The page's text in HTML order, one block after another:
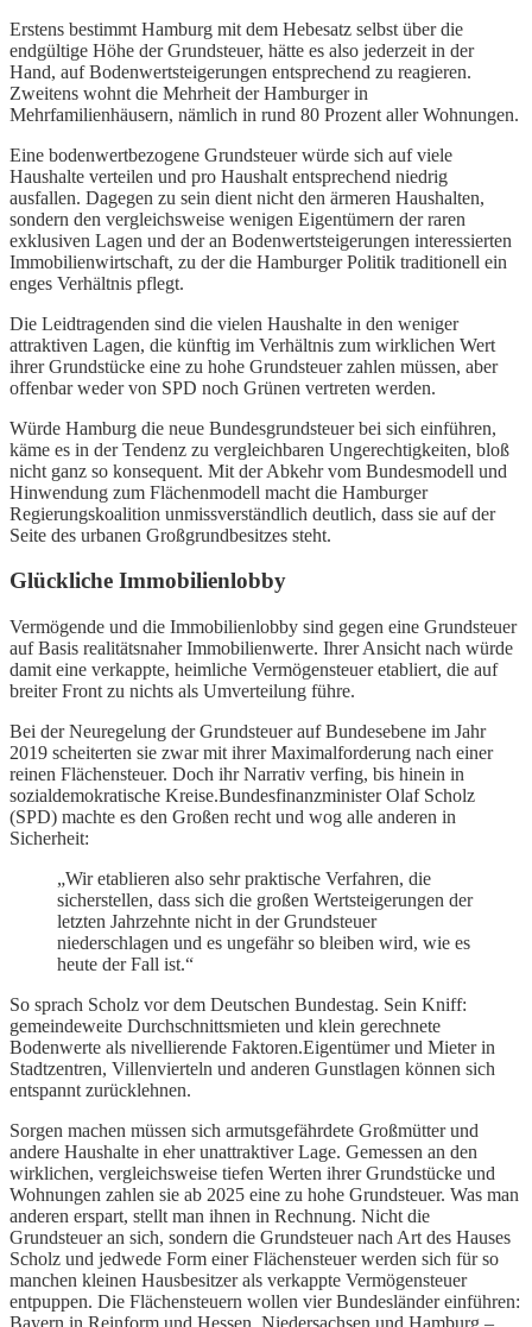
Erstens bestimmt Hamburg mit dem Hebesatz selbst über die
endgültige Höhe der Grundsteuer, hätte es also jederzeit in der
Hand, auf Bodenwertsteigerungen entsprechend zu reagieren.
Zweitens wohnt die Mehrheit der Hamburger in
Mehrfamilienhäusern, nämlich in rund 80 Prozent aller Wohnungen.
Eine bodenwertbezogene Grundsteuer würde sich auf viele
Haushalte verteilen und pro Haushalt entsprechend niedrig
ausfallen. Dagegen zu sein dient nicht den ärmeren Haushalten,
sondern den vergleichsweise wenigen Eigentümern der raren
exklusiven Lagen und der an Bodenwertsteigerungen interessierten
Immobilienwirtschaft, zu der die Hamburger Politik traditionell ein
enges Verhältnis pflegt.
Die Leidtragenden sind die vielen Haushalte in den weniger
attraktiven Lagen, die künftig im Verhältnis zum wirklichen Wert
ihrer Grundstücke eine zu hohe Grundsteuer zahlen müssen, aber
offenbar weder von SPD noch Grünen vertreten werden.
Würde Hamburg die neue Bundesgrundsteuer bei sich einführen,
käme es in der Tendenz zu vergleichbaren Ungerechtigkeiten, bloß
nicht ganz so konsequent. Mit der Abkehr vom Bundesmodell und
Hinwendung zum Flächenmodell macht die Hamburger
Regierungskoalition unmissverständlich deutlich, dass sie auf der
Seite des urbanen Großgrundbesitzes steht.
Glückliche Immobilienlobby
Vermögende und die Immobilienlobby sind gegen eine Grundsteuer
auf Basis realitätsnaher Immobilienwerte. Ihrer Ansicht nach würde
damit eine verkappte, heimliche Vermögensteuer etabliert, die auf
breiter Front zu nichts als Umverteilung führe.
Bei der Neuregelung der Grundsteuer auf Bundesebene im Jahr
2019 scheiterten sie zwar mit ihrer Maximalforderung nach einer
reinen Flächensteuer. Doch ihr Narrativ verfing, bis hinein in
sozialdemokratische Kreise.Bundesfinanzminister Olaf Scholz
(SPD) machte es den Großen recht und wog alle anderen in
Sicherheit:
„Wir etablieren also sehr praktische Verfahren, die
sicherstellen, dass sich die großen Wertsteigerungen der
letzten Jahrzehnte nicht in der Grundsteuer
niederschlagen und es ungefähr so bleiben wird, wie es
heute der Fall ist.“
So sprach Scholz vor dem Deutschen Bundestag. Sein Kniff:
gemeindeweite Durchschnittsmieten und klein gerechnete
Bodenwerte als nivellierende Faktoren.Eigentümer und Mieter in
Stadtzentren, Villenvierteln und anderen Gunstlagen können sich
entspannt zurücklehnen.
Sorgen machen müssen sich armutsgefährdete Großmütter und
andere Haushalte in eher unattraktiver Lage. Gemessen an den
wirklichen, vergleichsweise tiefen Werten ihrer Grundstücke und
Wohnungen zahlen sie ab 2025 eine zu hohe Grundsteuer. Was man
anderen erspart, stellt man ihnen in Rechnung. Nicht die
Grundsteuer an sich, sondern die Grundsteuer nach Art des Hauses
Scholz und jedwede Form einer Flächensteuer werden sich für so
manchen kleinen Hausbesitzer als verkappte Vermögensteuer
entpuppen. Die Flächensteuern wollen vier Bundesländer einführen: